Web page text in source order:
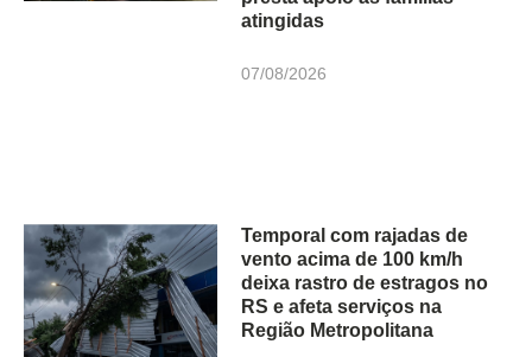
atingidas
07/08/2026
Temporal com rajadas de
vento acima de 100 km/h
deixa rastro de estragos no
RS e afeta serviços na
Região Metropolitana